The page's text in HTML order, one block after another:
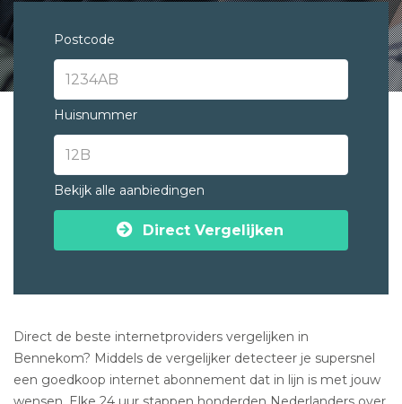
Postcode
Huisnummer
Bekijk alle aanbiedingen
Direct Vergelijken
Direct de beste internetproviders vergelijken in
Bennekom? Middels de vergelijker detecteer je supersnel
een goedkoop internet abonnement dat in lijn is met jouw